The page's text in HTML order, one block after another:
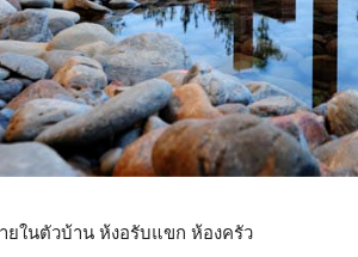
ยในตัวบ้าน ห้งอรับแขก ห้องครัว